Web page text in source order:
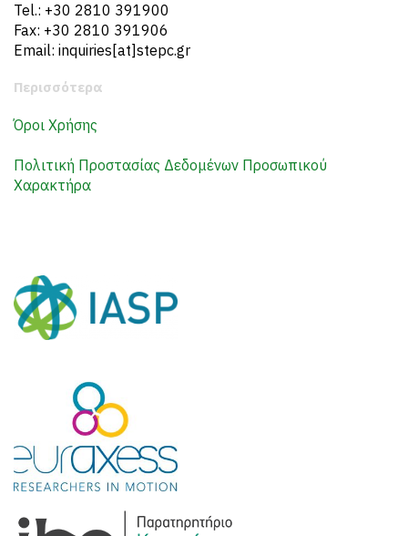
Tel.: +30 2810 391900
Fax: +30 2810 391906
Email: inquiries[at]stepc.gr
Περισσότερα
Όροι Χρήσης
Πολιτική Προστασίας Δεδομένων Προσωπικού
Χαρακτήρα